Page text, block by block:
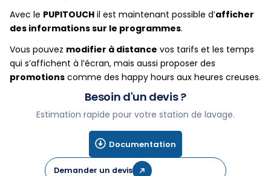
Avec le PUPITOUCH il est maintenant possible d’afficher
des informations sur le programmes.
Vous pouvez modifier à distance vos tarifs et les temps
qui s’affichent à l’écran, mais aussi proposer des
promotions comme des happy hours aux heures creuses.
Besoin d'un devis ?
Estimation rapide pour votre station de lavage.
Documentation
Demander un devis